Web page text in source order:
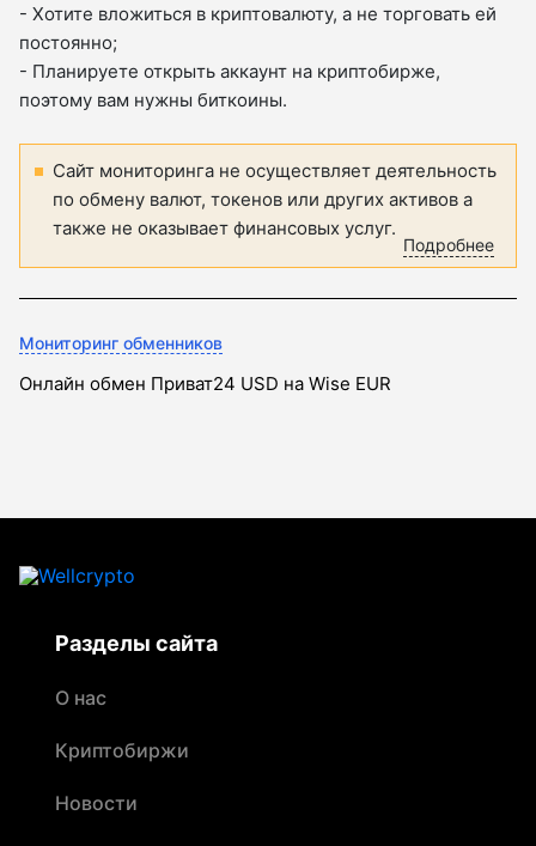
- Хотите вложиться в криптовалюту, а не торговать ей
постоянно;
- Планируете открыть аккаунт на криптобирже,
поэтому вам нужны биткоины.
Сайт мониторинга не осуществляет деятельность
по обмену валют, токенов или других активов а
также не оказывает финансовых услуг.
Подробнее
Мониторинг обменников
Онлайн обмен Приват24 USD на Wise EUR
Разделы сайта
О нас
Криптобиржи
Новости